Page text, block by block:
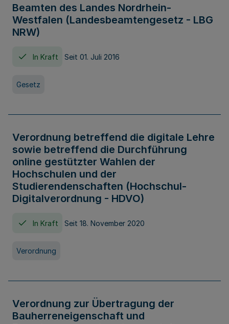
Beamten des Landes Nordrhein-
Westfalen (Landesbeamtengesetz - LBG
NRW)
In Kraft Seit 01. Juli 2016
Gesetz
Verordnung betreffend die digitale Lehre
sowie betreffend die Durchführung
online gestützter Wahlen der
Hochschulen und der
Studierendenschaften (Hochschul-
Digitalverordnung - HDVO)
In Kraft Seit 18. November 2020
Verordnung
Verordnung zur Übertragung der
Bauherreneigenschaft und